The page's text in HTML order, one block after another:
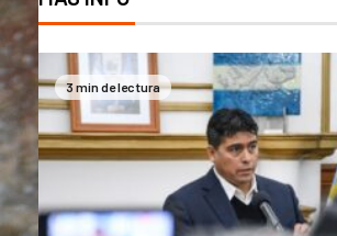
3 min de lectura